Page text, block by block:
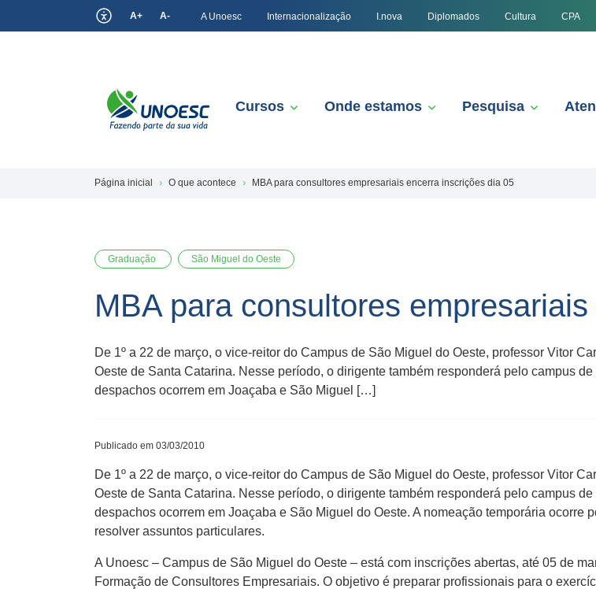
A+ A- A Unoesc Internacionalização I.nova Diplomados Cultura CPA
Cursos Onde estamos Pesquisa
Página inicial O que acontece MBA para consultores empresariais encerra inscrições dia 05
Graduação São Miguel do Oeste
MBA para consultores
De 1º a 22 de março, o vice-reitor do Campus de São Miguel do Oeste, professor Vitor
Oeste de Santa Catarina. Nesse período, o dirigente também responderá pelo campus
despachos ocorrem em Joaçaba e São Miguel […]
Publicado em 03/03/2010
De 1º a 22 de março, o vice-reitor do Campus de São Miguel do Oeste, professor Vitor
Oeste de Santa Catarina. Nesse período, o dirigente também responderá pelo campus
despachos ocorrem em Joaçaba e São Miguel do Oeste. A nomeação temporária ocorre
resolver assuntos particulares.
A Unoesc – Campus de São Miguel do Oeste – está com inscrições abertas, até 05 de
Formação de Consultores Empresariais. O objetivo é preparar profissionais para o